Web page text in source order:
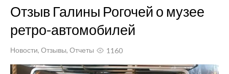
Отзыв Галины Рогочей о музее
ретро-автомобилей
Новости, Отзывы, Отчеты 1160